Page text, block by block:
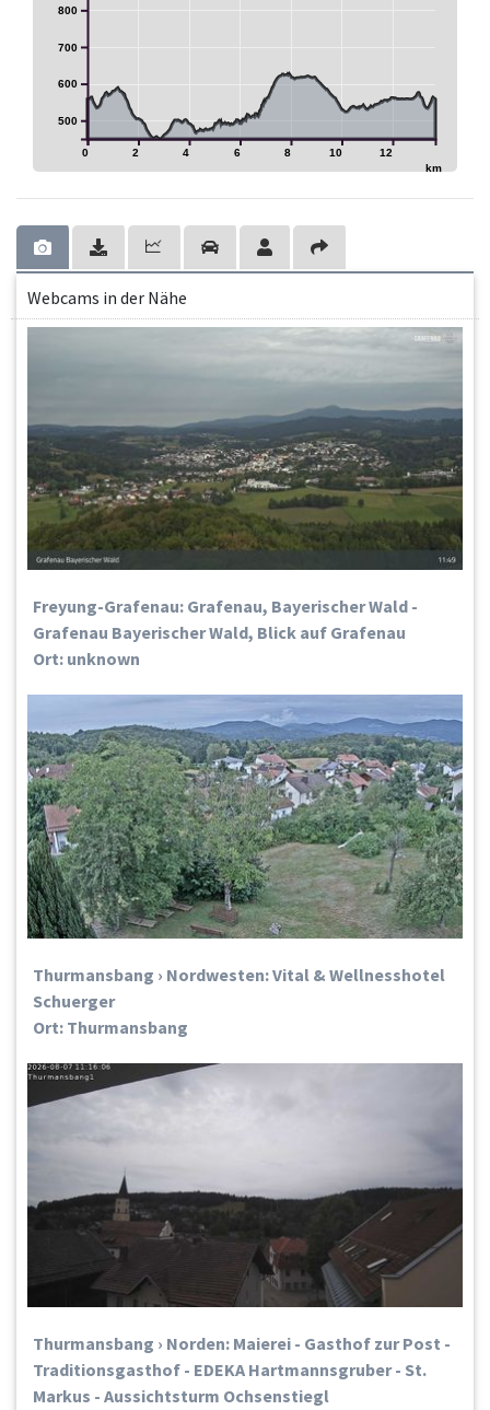
0 2 4 6 8 10 12
km
500
600
700
800
Webcams in der Nähe
Freyung-Grafenau: Grafenau, Bayerischer Wald -
Grafenau Bayerischer Wald, Blick auf Grafenau
Ort: unknown
Thurmansbang › Nordwesten: Vital & Wellnesshotel
Schuerger
Ort: Thurmansbang
Thurmansbang › Norden: Maierei - Gasthof zur Post -
Traditionsgasthof - EDEKA Hartmannsgruber - St.
Markus - Aussichtsturm Ochsenstiegl